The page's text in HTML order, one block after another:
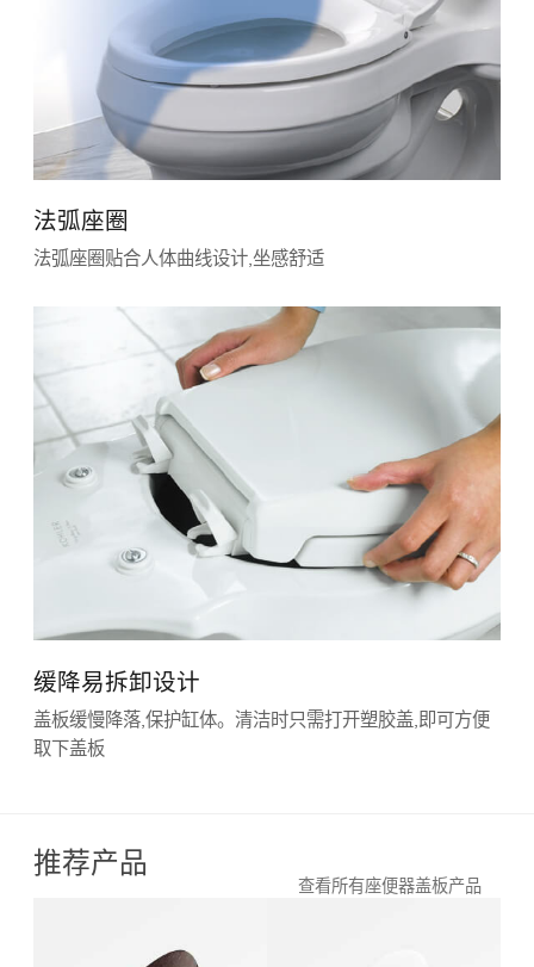
法弧座圈
法弧座圈贴合人体曲线设计,坐感舒适
缓降易拆卸设计
盖板缓慢降落,保护缸体。清洁时只需打开塑胶盖,即可方便
取下盖板
查看所有座便器盖板产品
推荐产品